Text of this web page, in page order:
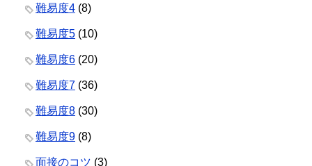
難易度4 (8)
難易度5 (10)
難易度6 (20)
難易度7 (36)
難易度8 (30)
難易度9 (8)
面接のコツ (3)